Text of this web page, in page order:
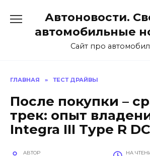
содержанию
Автоновости.
автомобильные
Сайт про
ГЛАВНАЯ » ТЕСТ ДРАЙВЫ
После покупки –
трек: опыт
Integra III Type R
АВТОР НА